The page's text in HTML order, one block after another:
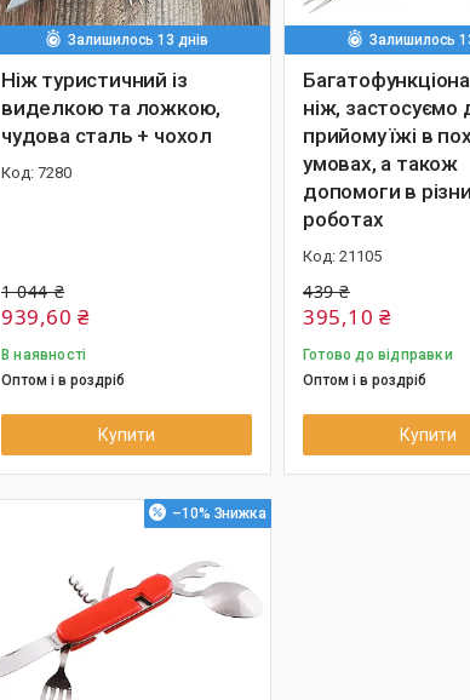
Залишилось 13 днів
Ніж туристичний із
виделкою та ложкою,
чудова сталь + чохол
7280
1 044 ₴
939,60 ₴
В наявності
Оптом і в роздріб
Купити
Залишилось
ніж, застосуємо
прийому їжі в
умовах, а також
допомоги в
роботах
21105
439 ₴
395,10 ₴
Готово до відправки
Оптом і в роздріб
Купити
–10%